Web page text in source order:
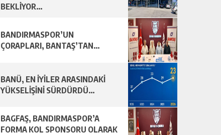
BEKLİYOR…
BANDIRMASPOR’UN
ÇORAPLARI, BANTAŞ’TAN…
BANÜ, EN İYİLER ARASINDAKİ
YÜKSELİŞİNİ SÜRDÜRDÜ…
BAGFAŞ, BANDIRMASPOR’A
FORMA KOL SPONSORU OLARAK